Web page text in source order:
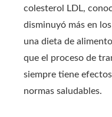
colesterol LDL,
disminuyó más en
una dieta de
que el proceso de
siempre tiene
normas saludables.